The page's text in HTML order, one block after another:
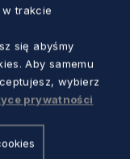
w trakcie
się abyśmy
Aby samemu
wybierz
prywatności